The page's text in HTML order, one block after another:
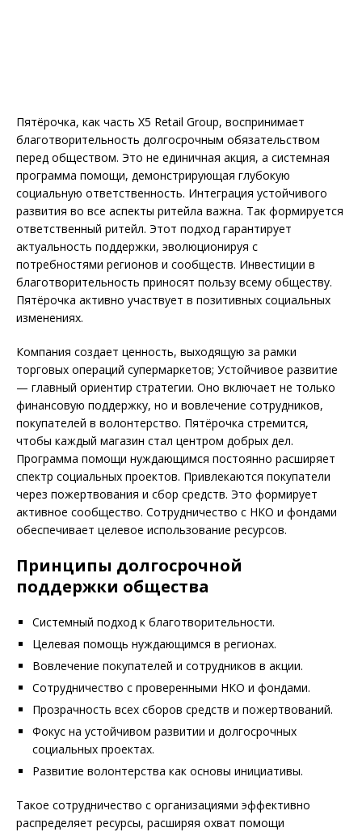
Пятёрочка, как часть X5 Retail Group, воспринимает
благотворительность долгосрочным обязательством
перед обществом. Это не единичная акция, а системная
программа помощи, демонстрирующая глубокую
социальную ответственность. Интеграция устойчивого
развития во все аспекты ритейла важна. Так формируется
ответственный ритейл. Этот подход гарантирует
актуальность поддержки, эволюционируя с
потребностями регионов и сообществ. Инвестиции в
благотворительность приносят пользу всему обществу.
Пятёрочка активно участвует в позитивных социальных
изменениях.
Компания создает ценность, выходящую за рамки
торговых операций супермаркетов; Устойчивое развитие
— главный ориентир стратегии. Оно включает не только
финансовую поддержку, но и вовлечение сотрудников,
покупателей в волонтерство. Пятёрочка стремится,
чтобы каждый магазин стал центром добрых дел.
Программа помощи нуждающимся постоянно расширяет
спектр социальных проектов. Привлекаются покупатели
через пожертвования и сбор средств. Это формирует
активное сообщество. Сотрудничество с НКО и фондами
обеспечивает целевое использование ресурсов.
Принципы долгосрочной
поддержки общества
Системный подход к благотворительности.
Целевая помощь нуждающимся в регионах.
Вовлечение покупателей и сотрудников в акции.
Сотрудничество с проверенными НКО и фондами.
Прозрачность всех сборов средств и пожертвований.
Фокус на устойчивом развитии и долгосрочных
социальных проектах.
Развитие волонтерства как основы инициативы.
Такое сотрудничество с организациями эффективно
распределяет ресурсы, расширяя охват помощи